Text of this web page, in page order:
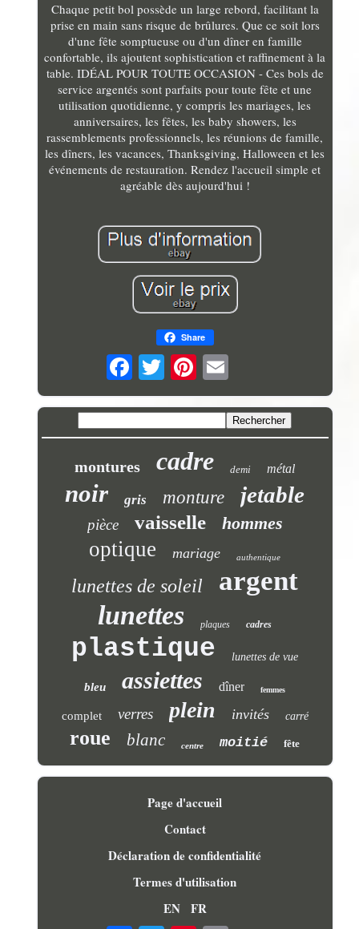
Chaque petit bol possède un large rebord, facilitant la
prise en main sans risque de brûlures. Que ce soit lors
d'une fête somptueuse ou d'un dîner en famille
confortable, ils ajoutent sophistication et raffinement à la
table. IDÉAL POUR TOUTE OCCASION - Ces bols de
service argentés sont parfaits pour toute fête et une
utilisation quotidienne, y compris les mariages, les
anniversaires, les fêtes, les baby showers, les
rassemblements professionnels, les réunions de famille,
les dîners, les vacances, Thanksgiving, Halloween et les
événements de restauration. Rendez l'accueil simple et
agréable dès aujourd'hui !
Share
montures cadre demi métal
noir gris monture jetable
pièce vaisselle hommes
optique mariage authentique
lunettes de soleil argent
lunettes plaques cadres
plastique lunettes de vue
bleu assiettes dîner femmes
complet verres plein invités carré
roue blanc centre moitié fête
Page d'accueil
Contact
Déclaration de confidentialité
Termes d'utilisation
EN FR